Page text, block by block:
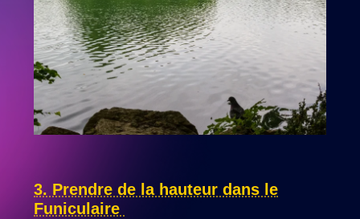
3. Prendre de la hauteur dans le
Funiculaire